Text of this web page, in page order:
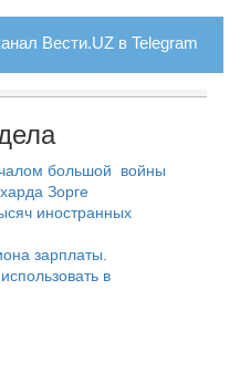
Вести.UZ в Telegram
большой войны
Зорге
иностранных
зарплаты.
в